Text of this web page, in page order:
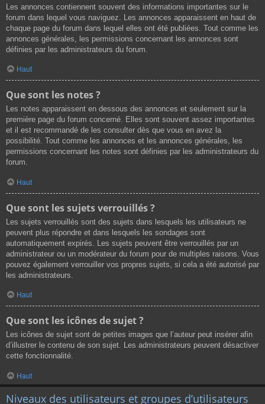
Les annonces contiennent souvent des informations importantes sur le
forum dans lequel vous naviguez. Les annonces apparaissent en haut de
chaque page du forum dans lequel elles ont été publiées. Tout comme les
annonces générales, les permissions concernant les annonces sont
définies par les administrateurs du forum.
Haut
Que sont les notes ?
Les notes apparaissent en dessous des annonces et seulement sur la
première page du forum concerné. Elles sont souvent assez importantes
et il est recommandé de les consulter dès que vous en avez la
possibilité. Tout comme les annonces et les annonces générales, les
permissions concernant les notes sont définies par les administrateurs du
forum.
Haut
Que sont les sujets verrouillés ?
Les sujets verrouillés sont des sujets dans lesquels les utilisateurs ne
peuvent plus répondre et dans lesquels les sondages sont
automatiquement expirés. Les sujets peuvent être verrouillés par un
administrateur ou un modérateur du forum pour de multiples raisons. Vous
pouvez également verrouiller vos propres sujets, si cela a été autorisé par
les administrateurs.
Haut
Que sont les icônes de sujet ?
Les icônes de sujet sont de petites images que l’auteur peut insérer afin
d’illustrer le contenu de son sujet. Les administrateurs peuvent désactiver
cette fonctionnalité.
Haut
Niveaux des utilisateurs et groupes d’utilisateurs